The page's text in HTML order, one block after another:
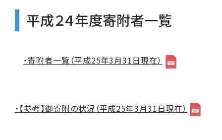
平成２４年度寄附者一覧
・寄附者一覧（平成25年3月31日現在）
・【参考】御寄附の状況（平成25年3月31日現在）